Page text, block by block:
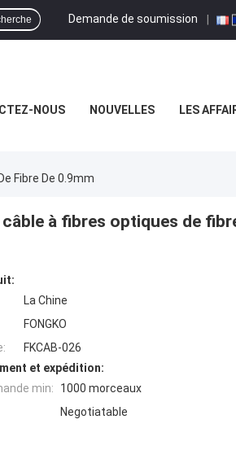
Demande de soumission |
NOUS NOUVELLES LES
Fibre De 0.9mm
à fibres optiques de
La Chine
FONGKO
FKCAB-026
et expédition:
min:
1000 morceaux
Negotiatable